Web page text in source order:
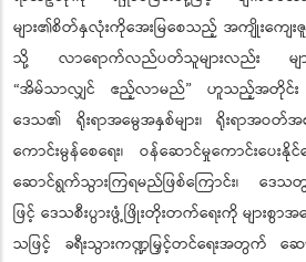
များ၏စိတ်နှလုံးကိုအေးမြစေသည့် အကျိုးကျေ
သို့ လာရောက်လည်ပတ်သူများလည်း များပြ
“အိမ်သာလျှင် ဧည့်လာမည်” ဟူသည့်အတိုင်း
ဒေသ၏ ရိုးရာအမွေအနှစ်များ၊ ရိုးရာအဝတ်အ
ကောင်းမွန်စေရေး၊ ဝန်ဆောင်မှုကောင်းပေး
ဆောင်ရွက်သွားကြရမည်ဖြစ်ကြောင်း၊ ဒေသတွင်း
ဖြင့် ဒေသစီးပွားဖွံ့ဖြိုးတိုးတက်ရေးကို များစွ
သဖြင့် ခရီးသွားကဏ္ဍမြှင့်တင်ရေးအတွက် ဆေ